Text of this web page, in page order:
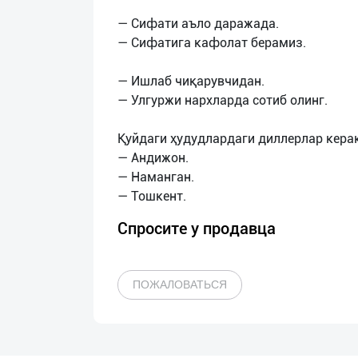
— Сифати аъло даражада.
— Сифатига кафолат берамиз.
— Ишлаб чиқарувчидан.
— Улгуржи нархларда сотиб олинг.
Қуйдаги ҳудудлардаги диллерлар
— Андижон.
— Наманган.
Спросите у продавца
ПОЖАЛОВАТЬСЯ